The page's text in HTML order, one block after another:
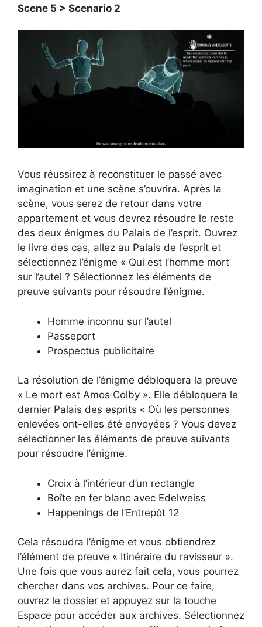
Scene 5 > Scenario 2
Vous réussirez à reconstituer le passé avec
imagination et une scène s’ouvrira. Après la
scène, vous serez de retour dans votre
appartement et vous devrez résoudre le reste
des deux énigmes du Palais de l’esprit. Ouvrez
le livre des cas, allez au Palais de l’esprit et
sélectionnez l’énigme « Qui est l’homme mort
sur l’autel ? Sélectionnez les éléments de
preuve suivants pour résoudre l’énigme.
Homme inconnu sur l’autel
Passeport
Prospectus publicitaire
La résolution de l’énigme débloquera la preuve
« Le mort est Amos Colby ». Elle débloquera le
dernier Palais des esprits « Où les personnes
enlevées ont-elles été envoyées ? Vous devez
sélectionner les éléments de preuve suivants
pour résoudre l’énigme.
Croix à l’intérieur d’un rectangle
Boîte en fer blanc avec Edelweiss
Happenings de l’Entrepôt 12
Cela résoudra l’énigme et vous obtiendrez
l’élément de preuve « Itinéraire du ravisseur ».
Une fois que vous aurez fait cela, vous pourrez
chercher dans vos archives. Pour ce faire,
ouvrez le dossier et appuyez sur la touche
Espace pour accéder aux archives. Sélectionnez